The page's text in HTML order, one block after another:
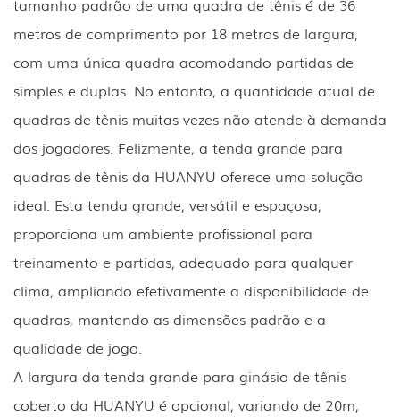
tamanho padrão de uma quadra de tênis é de 36
metros de comprimento por 18 metros de largura,
com uma única quadra acomodando partidas de
simples e duplas. No entanto, a quantidade atual de
quadras de tênis muitas vezes não atende à demanda
dos jogadores. Felizmente, a tenda grande para
quadras de tênis da HUANYU oferece uma solução
ideal. Esta tenda grande, versátil e espaçosa,
proporciona um ambiente profissional para
treinamento e partidas, adequado para qualquer
clima, ampliando efetivamente a disponibilidade de
quadras, mantendo as dimensões padrão e a
qualidade de jogo.
A largura da tenda grande para ginásio de tênis
coberto da HUANYU é opcional, variando de 20m,